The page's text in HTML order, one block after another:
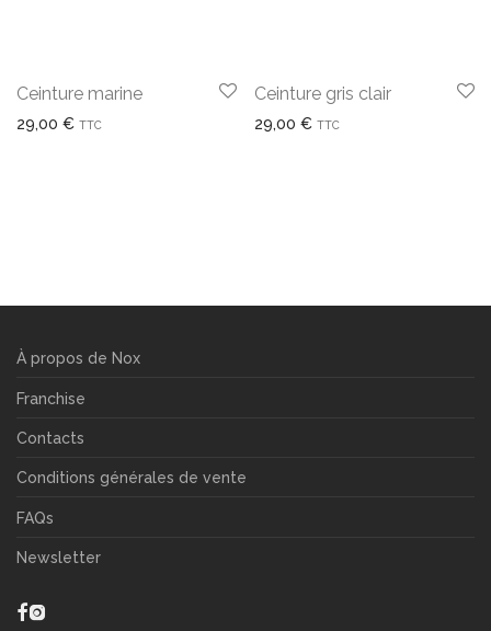
Ceinture marine
29,00 € TTC
Ceinture gris clair
29,00 € TTC
À propos de Nox
Franchise
Contacts
Conditions générales de vente
FAQs
Newsletter